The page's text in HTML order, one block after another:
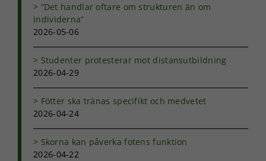
”Det handlar oftare om strukturen än om
individerna”
2026-05-06
Studenter protesterar mot distansutbildning
2026-04-29
Fötter ska tränas specifikt och medvetet
2026-04-24
Skorna kan påverka fotens funktion
2026-04-22
taget ska
Statistik
hemsidans
och
uppbyggnad,